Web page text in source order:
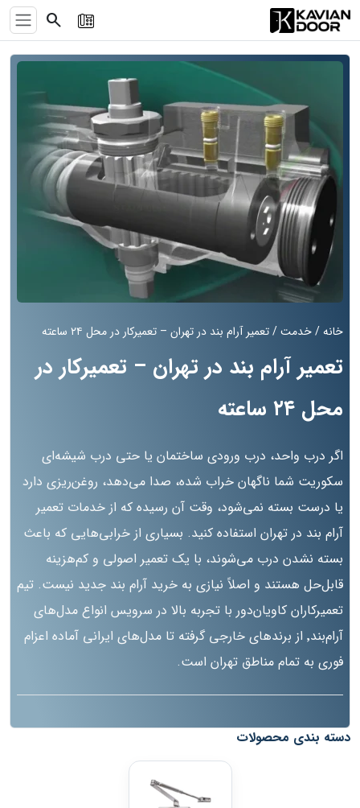
search
خانه/خدمت/ تعمیر آرام بند در تهران – تعمیرکار در محل ۲۴ ساعته
تعمیر آرام بند در تهران – تعمیرکار در
محل ۲۴ ساعته
اگر درب واحد، درب ورودی ساختمان یا حتی درب شیشه‌ای
سکوریت شما ناگهان خراب شده، صدا می‌دهد، روغن‌ریزی دارد
یا درست بسته نمی‌شود، وقت آن رسیده که از خدمات تعمیر
آرام بند در تهران استفاده کنید. بسیاری از خرابی‌هایی که باعث
بسته نشدن درب می‌شوند، با یک تعمیر اصولی و کم‌هزینه
قابل‌حل هستند و اصلاً نیازی به خرید آرام بند جدید نیست. تیم
تعمیرکاران کاویان‌دور با تجربه بالا در سرویس انواع مدل‌های
آرام‌بند٬ از برندهای خارجی گرفته تا مدل‌های ایرانی آماده اعزام
فوری به تمام مناطق تهران است.
دسته بندی محصولات